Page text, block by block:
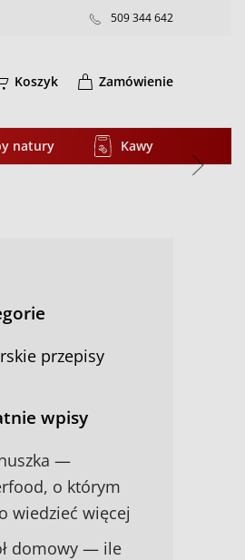
509 344 642
Koszyk Zamówienie
natury Kawy
warto jeść jesienią
przepisy
wpisy
—
o którym
wiedzieć więcej
domowy — ile